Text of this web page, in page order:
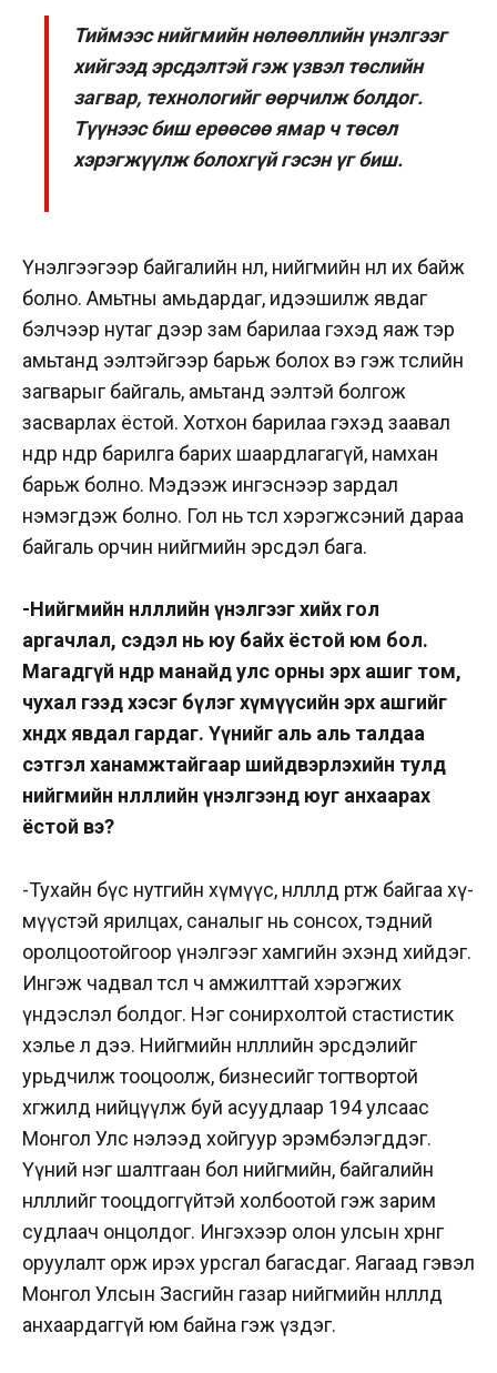
Тиймээс нийгмийн нөлөөл­лийн үнэлгээг
хийгээд эрсдэлтэй гэж үзвэл төслийн
загвар, тех­нологийг өөрчилж болдог.
Түү­нээс биш ерөөсөө ямар ч төсөл
хэрэгжүүлж болохгүй гэсэн үг биш.
Үнэлгээгээр байгалийн нөлөө, нийгмийн нөлөө их байж
болно. Амьтны амьдардаг, идээ­шилж явдаг
бэлчээр нутаг дээр зам барилаа гэхэд яаж тэр
амьтанд ээлтэйгээр барьж болох вэ гэж төслийн
загварыг байгаль, амьтанд ээлтэй болгож
засварлах ёстой. Хотхон барилаа гэхэд заавал
өндөр өндөр барилга барих шаардлагагүй, намхан
барьж болно. Мэдээж ингэснээр зардал
нэмэгдэж болно. Гол нь төсөл хэрэгжсэний дараа
байгаль орчин нийгмийн эрсдэл бага.
-Нийгмийн нөлөөллийн үнэл­­гээг хийх гол
аргачлал, сэ­дэл нь юу байх ёстой юм бол.
Магадгүй өнөөдөр манайд улс орны эрх ашиг том,
чухал гээд хэсэг бүлэг хүмүүсийн эрх ашгийг
хөндөх явдал гардаг. Үүнийг аль аль талдаа
сэтгэл ха­намж­тайгаар шийдвэрлэхийн тулд
нийгмийн нөлөөллийн үнэлгээнд юуг анхаарах
ёстой вэ?
-Тухайн бүс нутгийн хүмүүс, нө­лөөлөлд өртөж байгаа хү­
мүүстэй ярилцах, саналыг нь сонсох, тэдний
оролцоотойгоор үнэлгээг хамгийн эхэнд хийдэг.
Ингэж чад­вал төсөл ч амжилттай хэрэг­жих
үндэслэл болдог. Нэг сонир­холтой стастистик
хэлье л дээ. Нийгмийн нөлөөллийн эрсдэлийг
урьдчилж тооцоолж, бизнесийг тогтвортой
хөгжилд нийцүүлж буй асуудлаар 194 улсаас
Монгол Улс нэлээд хойгуур эрэмбэлэгддэг.
Үүний нэг шалтгаан бол нийгмийн, байгалийн
нөлөөллийг тооц­дог­гүйтэй холбоотой гэж зарим
судлаач онцолдог. Ингэхээр олон улсын хөрөнгө
оруулалт орж ирэх урсгал багасдаг. Яагаад гэвэл
Монгол Улсын Засгийн газар нийгмийн нөлөөлөлдөө
анхаардаггүй юм байна гэж үздэг.